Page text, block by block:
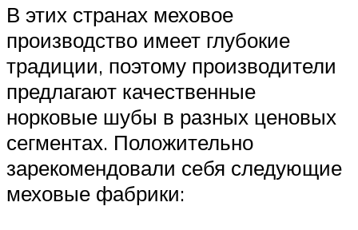
В этих странах меховое
производство имеет глубокие
традиции, поэтому производители
предлагают качественные
норковые шубы в разных ценовых
сегментах. Положительно
зарекомендовали себя следующие
меховые фабрики: